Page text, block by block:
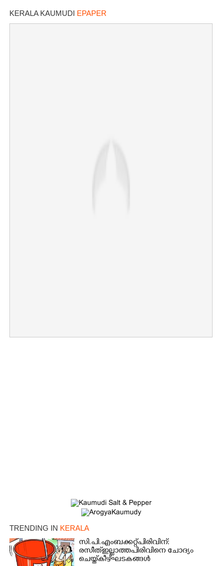
വിളിക്കുന്ന കാലമാണിത്'
KERALA KAUMUDI EPAPER
TRENDING IN KERALA
സി.പി.എം ബക്കറ്റ് പിരിവിന്:
രസീത് ഇല്ലാത്ത പിരിവിനെ ചോദ്യം
ചെയ്ത് കീഴ്ഘടകങ്ങൾ